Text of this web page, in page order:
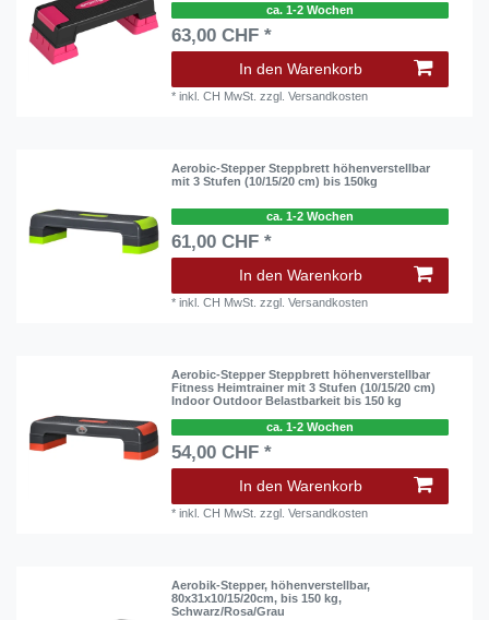
ca. 1-2 Wochen
63,00 CHF *
In den Warenkorb
*inkl. CH MwSt. zzgl.Versandkosten
Aerobic-Stepper Steppbrett höhenverstellbar
mit 3 Stufen (10/15/20 cm) bis 150kg
ca. 1-2 Wochen
61,00 CHF *
In den Warenkorb
*inkl. CH MwSt. zzgl.Versandkosten
Aerobic-Stepper Steppbrett höhenverstellbar
Fitness Heimtrainer mit 3 Stufen (10/15/20 cm)
Indoor Outdoor Belastbarkeit bis 150 kg
ca. 1-2 Wochen
54,00 CHF *
In den Warenkorb
*inkl. CH MwSt. zzgl.Versandkosten
Aerobik-Stepper, höhenverstellbar,
80x31x10/15/20cm, bis 150 kg,
Schwarz/Rosa/Grau